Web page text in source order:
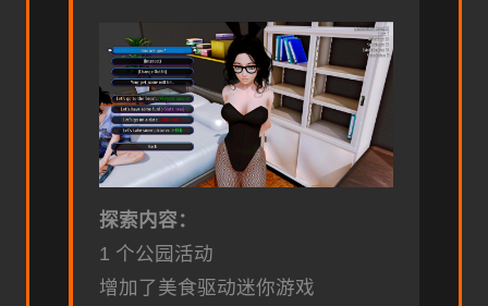
探索内容：
1 个公园活动
增加了美食驱动迷你游戏